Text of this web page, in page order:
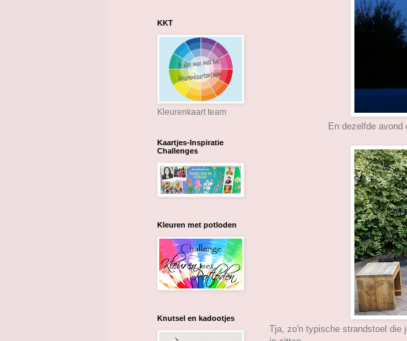
En dezelfde avond
Tja, zo'n typische strandstoel die
KKT
Kleurenkaart team
Kaartjes-Inspiratie
Challenges
Kleuren met potloden
Knutsel en kadootjes